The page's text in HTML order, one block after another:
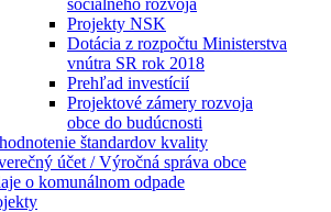
sociálneho rozvoja
Projekty NSK
Dotácia z rozpočtu Ministerstva
vnútra SR rok 2018
Prehľad investícií
Projektové zámery rozvoja
obce do budúcnosti
štandardov kvality
účet / Výročná správa obce
o komunálnom odpade